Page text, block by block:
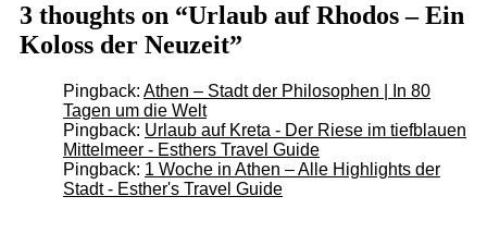
3 thoughts on “Urlaub auf Rhodos – Ein
Koloss der Neuzeit”
Pingback: Athen – Stadt der Philosophen | In 80
Tagen um die Welt
Pingback: Urlaub auf Kreta - Der Riese im tiefblauen
Mittelmeer - Esthers Travel Guide
Pingback: 1 Woche in Athen – Alle Highlights der
Stadt - Esther's Travel Guide